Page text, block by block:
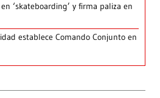
‘skateboarding’ y firma paliza en
establece Comando Conjunto en